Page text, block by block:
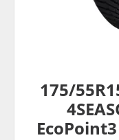
175/